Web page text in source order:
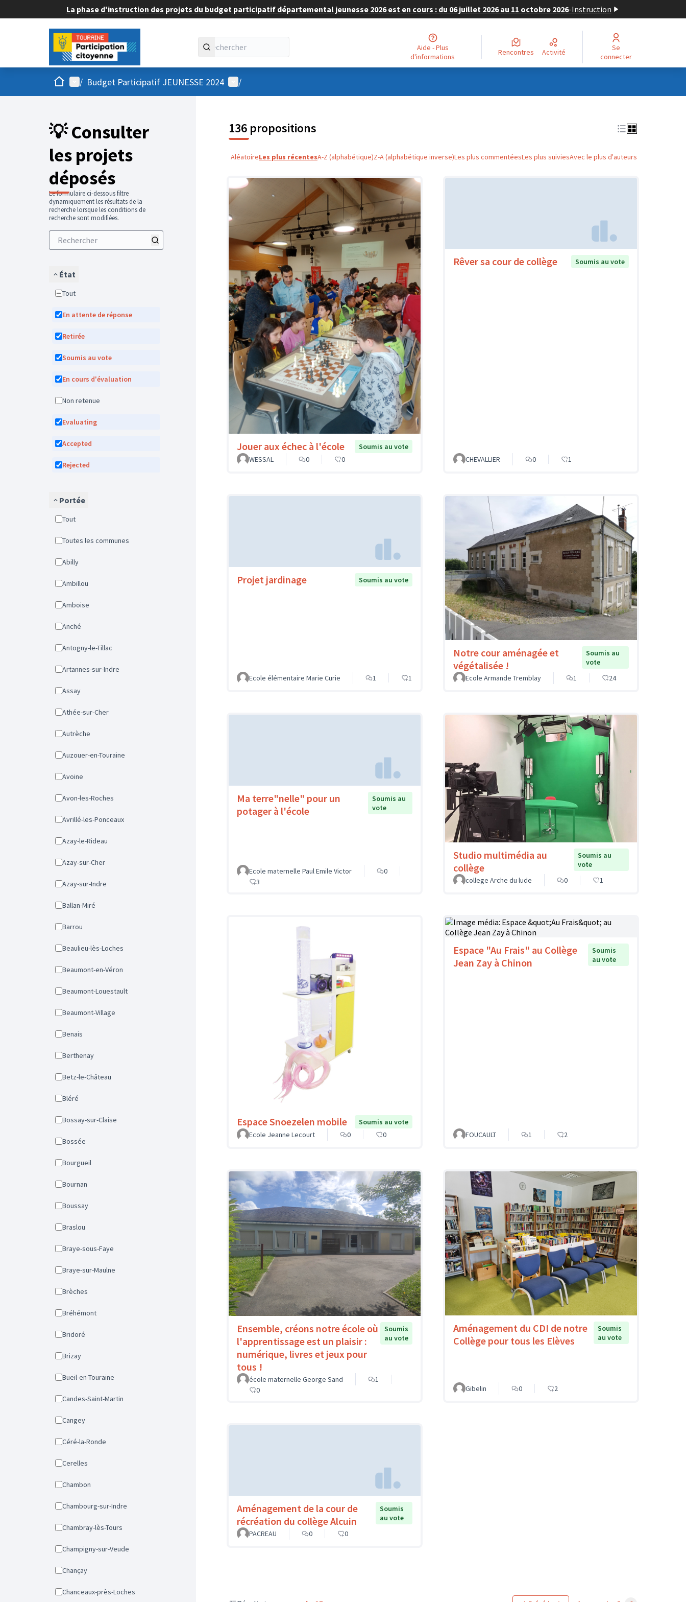
La phase d'instruction des projets du budget participatif départemental jeunesse 2026 est en cours : du 06 juillet 2026 au 11 octobre 2026-Instruction
Aide - Plus
d'informations
Rencontres Activité
Se
connecter
AccueilMenu principal
/ Budget Participatif JEUNESSE 2024 Menu utilisateur
/
💡 Consulter
les projets
déposés
Le formulaire ci-dessous filtre
dynamiquement les résultats de la
recherche lorsque les conditions de
recherche sont modifiées.
État
Tout
En attente de réponse
Retirée
Soumis au vote
En cours d'évaluation
Non retenue
Evaluating
Accepted
Rejected
Portée
Tout
Toutes les communes
Abilly
Ambillou
Amboise
Anché
Antogny-le-Tillac
Artannes-sur-Indre
Assay
Athée-sur-Cher
Autrèche
Auzouer-en-Touraine
Avoine
Avon-les-Roches
Avrillé-les-Ponceaux
Azay-le-Rideau
Azay-sur-Cher
Azay-sur-Indre
Ballan-Miré
Barrou
Beaulieu-lès-Loches
Beaumont-en-Véron
Beaumont-Louestault
Beaumont-Village
Benais
Berthenay
Betz-le-Château
Bléré
Bossay-sur-Claise
Bossée
Bourgueil
Bournan
Boussay
Braslou
Braye-sous-Faye
Braye-sur-Maulne
Brèches
Bréhémont
Bridoré
Brizay
Bueil-en-Touraine
Candes-Saint-Martin
Cangey
Céré-la-Ronde
Cerelles
Chambon
Chambourg-sur-Indre
Chambray-lès-Tours
Champigny-sur-Veude
Chançay
Chanceaux-près-Loches
136 propositions
AléatoireLes plus récentesA-Z (alphabétique)Z-A (alphabétique inverse)Les plus commentéesLes plus suiviesAvec le plus d'auteurs
Jouer aux échec à l'école
Soumis au vote
WESSAL
0 0
Rêver sa cour de collège Soumis au vote
CHEVALLIER 0 1
Projet jardinage Soumis au vote
Ecole élémentaire Marie Curie 1 1
Notre cour aménagée et
végétalisée !
Soumis au
vote
Ecole Armande Tremblay
1 24
Ma terre"nelle" pour un
potager à l'école
Soumis au
vote
Ecole maternelle Paul Emile Victor
0
3
Studio multimédia au
collège
Soumis au
vote
college Arche du lude
0 1
Espace Snoezelen mobile
Soumis au vote
Ecole Jeanne Lecourt
0 0
Espace "Au Frais" au Collège
Jean Zay à Chinon
Soumis
au vote
FOUCAULT 1 2
Ensemble, créons notre école où
l'apprentissage est un plaisir :
numérique, livres et jeux pour
tous !
Soumis
au vote
école maternelle George Sand
1
0
Aménagement du CDI de notre
Collège pour tous les Elèves
Soumis
au vote
Gibelin 0 2
Aménagement de la cour de
récréation du collège Alcuin
Soumis
au vote
PACREAU
0 0